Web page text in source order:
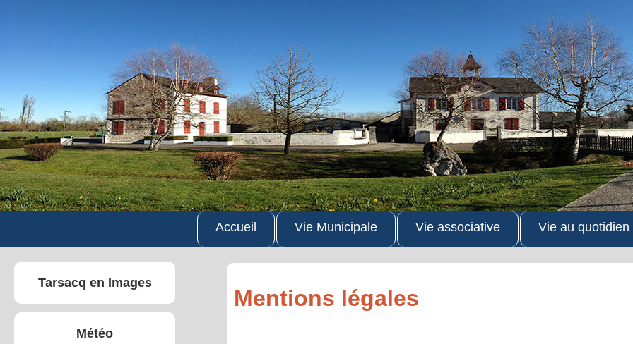
Accueil Vie Municipale Vie associative Vie au quotidien
Tarsacq en Images
Météo
Mentions légales